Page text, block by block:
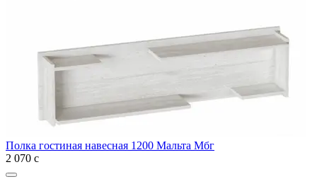
Полка гостиная навесная 1200 Мальта Мбг
2 070 с